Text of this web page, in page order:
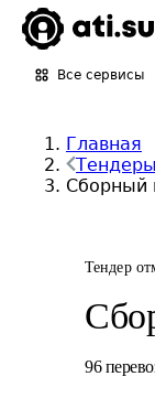
Все сервисы
Главная
Тендеры
Сборный
Тендер
96